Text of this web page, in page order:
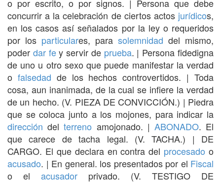
o por escrito, o por signos. | Persona que debe
concurrir a la celebración de ciertos actos jurídicos,
en los casos así señalados por la ley o requeridos
por los particulares, para solemnidad del mismo,
poder dar fey servir de prueba. | Persona fidedigna
de uno u otro sexo que puede manifestar la verdad
o falsedad de los hechos controvertidos. | Toda
cosa, aun inanimada, de la cual se infiere la verdad
de un hecho. (V. PIEZA DE CONVICCIÓN.) | Piedra
que se coloca junto a los mojones, para indicar la
dirección delterreno amojonado. | ABONADO. El
que carece de tacha legal. (V. TACHA.) | DE
CARGO. El que declara en contra del procesado o
acusado. | En general. los presentados por el Fiscal
o el acusador privado. (V. TESTIGO DE